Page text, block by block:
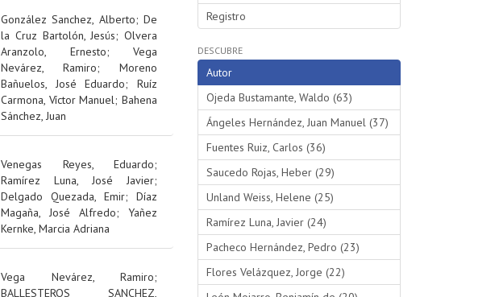
González Sanchez, Alberto;De
la Cruz Bartolón, Jesús; Olvera
Aranzolo, Ernesto; Vega
Nevárez, Ramiro; Moreno
Bañuelos, José Eduardo;Ruíz
Carmona, Víctor Manuel;Bahena
Sánchez, Juan
Venegas Reyes, Eduardo;
Ramírez Luna, José Javier;
Delgado Quezada, Emir; Díaz
Magaña, José Alfredo; Yañez
Kernke, Marcia Adriana
Vega Nevárez, Ramiro;
BALLESTEROS SANCHEZ,
Registro
DESCUBRE
Autor
Ojeda Bustamante, Waldo (63)
Ángeles Hernández, Juan Manuel (37)
Fuentes Ruiz, Carlos (36)
Saucedo Rojas, Heber (29)
Unland Weiss, Helene (25)
Ramírez Luna, Javier (24)
Pacheco Hernández, Pedro (23)
Flores Velázquez, Jorge (22)